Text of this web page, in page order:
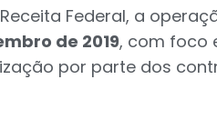
Federal, a
de 2019, com foco
por parte dos